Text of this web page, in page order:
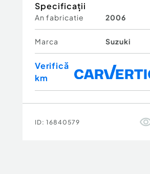
Specificații
An fabricatie 2006
Marca Suzuki
Verifică
km
ID: 16840579